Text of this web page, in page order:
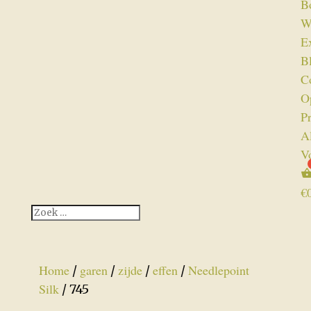
€
Home/ garen/zijde/effen/Needlepoint
Silk/ 745